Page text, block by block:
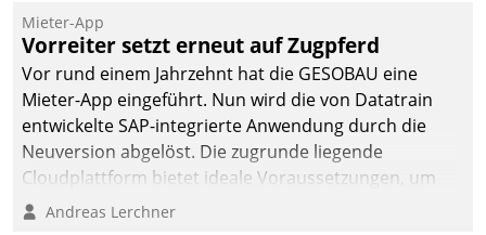
Die monatlichen
Mitteilungen zum
Heizungs- und
Wasserverbrauch gehen
automatisiert, vollständig
und auf Wunsch über
mehrere zuvor
Kommunikationswege bei
Mieter-App
Vorreiter setzt erneut auf Zugpferd
Vor rund einem Jahrzehnt hat die GESOBAU eine
Mieter-App eingeführt. Nun wird die von Datatrain
entwickelte SAP-integrierte Anwendung durch die
Neuversion abgelöst. Die zugrunde liegende
Cloudplattform bietet ideale Voraussetzungen, um
die Funktionalität der App zu erweitern und weitere
Andreas Lerchner